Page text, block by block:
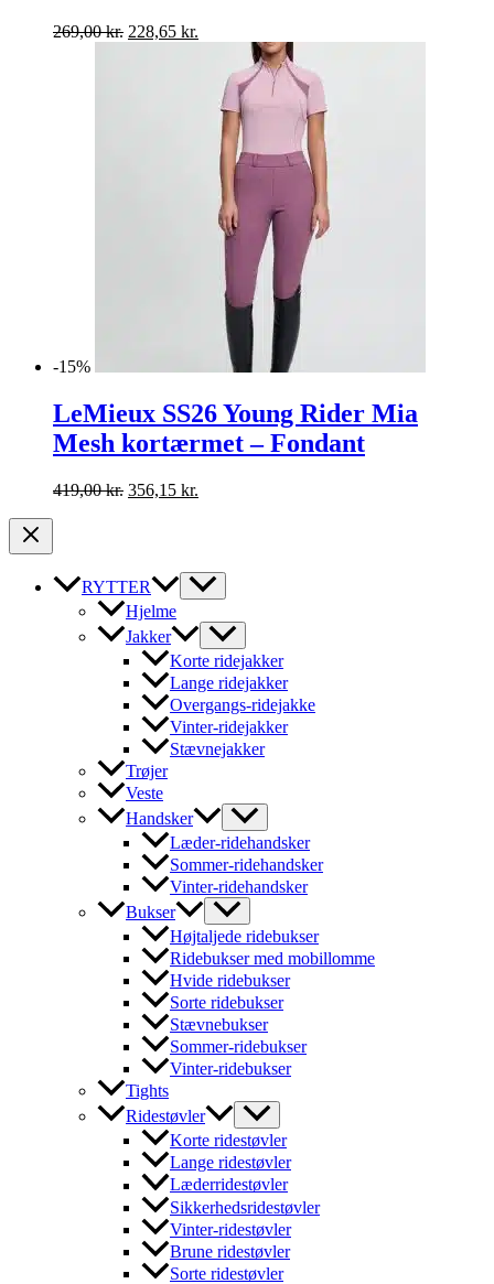
269,00kr. Den
228,65 kr.
aktuelle
228,65 kr..
-15%
LeMieux SS26 Young Rider Mia
Mesh kortærmet – Fondant
419,00kr. Den
419,00 kr..
356,15 kr.
356,15 kr..
RYTTER
Hjelme
Jakker
Korte ridejakker
Lange ridejakker
Overgangs-ridejakke
Vinter-ridejakker
Stævnejakker
Trøjer
Veste
Handsker
Læder-ridehandsker
Sommer-ridehandsker
Vinter-ridehandsker
Bukser
Højtaljede ridebukser
Ridebukser med mobillomme
Hvide ridebukser
Sorte ridebukser
Stævnebukser
Sommer-ridebukser
Vinter-ridebukser
Tights
Ridestøvler
Korte ridestøvler
Lange ridestøvler
Læderridestøvler
Sikkerhedsridestøvler
Vinter-ridestøvler
Brune ridestøvler
Sorte ridestøvler